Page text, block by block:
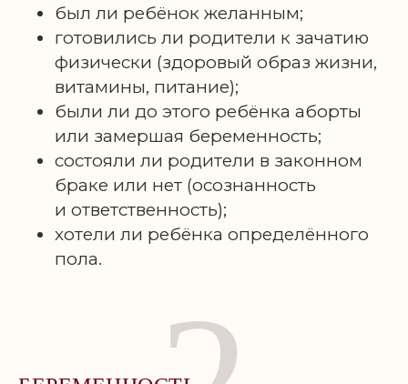
был ли ребёнок желанным;
готовились ли родители к зачатию
физически (здоровый образ жизни,
витамины, питание);
были ли до этого ребёнка аборты
или замершая беременность;
состояли ли родители в законном
браке или нет (осознанность
и ответственность);
хотели ли ребёнка определённого
пола.